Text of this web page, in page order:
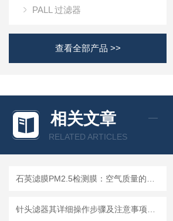
PALL 过滤器
查看全部产品 >>
相关文章
RELATED ARTICLES